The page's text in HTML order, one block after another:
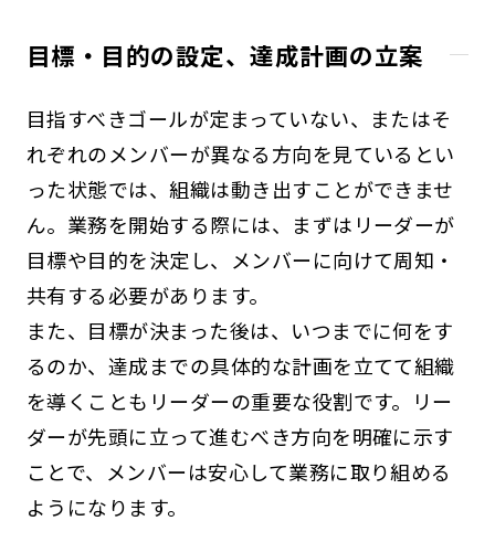
目標・目的の設定、達成計画の立案
目指すべきゴールが定まっていない、またはそ
れぞれのメンバーが異なる方向を見ているとい
った状態では、組織は動き出すことができませ
ん。業務を開始する際には、まずはリーダーが
目標や目的を決定し、メンバーに向けて周知・
共有する必要があります。
また、目標が決まった後は、いつまでに何をす
るのか、達成までの具体的な計画を立てて組織
を導くこともリーダーの重要な役割です。リー
ダーが先頭に立って進むべき方向を明確に示す
ことで、メンバーは安心して業務に取り組める
ようになります。